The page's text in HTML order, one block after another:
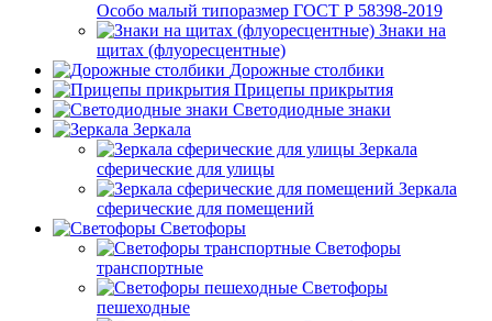
Особо малый типоразмер ГОСТ Р 58398-2019
Знаки на
щитах (флуоресцентные)
Дорожные столбики
Прицепы прикрытия
Светодиодные знаки
Зеркала
Зеркала
сферические для улицы
Зеркала
сферические для помещений
Светофоры
Светофоры
транспортные
Светофоры
пешеходные